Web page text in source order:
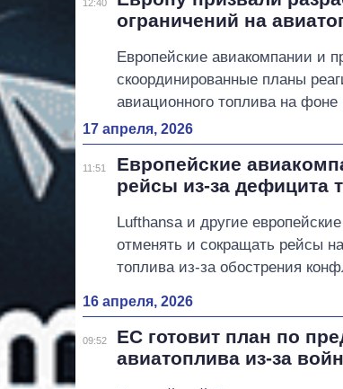
12:40
ограничений на
Европейские авиакомпании и
скоординированные планы
авиационного топлива на
17 апреля, 2026
11:51
Европейские
рейсы из-за дефицита
Lufthansa и другие
отменять и сокращать рейсы
топлива из-за обострения
16 апреля, 2026
09:52
ЕС готовит план по
авиатоплива из-за